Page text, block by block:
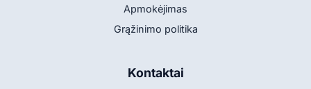
Apmokėjimas
Grąžinimo politika
Kontaktai